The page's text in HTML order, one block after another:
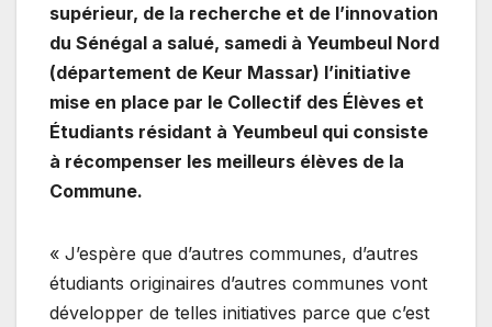
supérieur, de la recherche et de l’innovation
du Sénégal a salué, samedi à Yeumbeul Nord
(département de Keur Massar) l’initiative
mise en place par le Collectif des Élèves et
Étudiants résidant à Yeumbeul qui consiste
à récompenser les meilleurs élèves de la
Commune.
« J’espère que d’autres communes, d’autres
étudiants originaires d’autres communes vont
développer de telles initiatives parce que c’est